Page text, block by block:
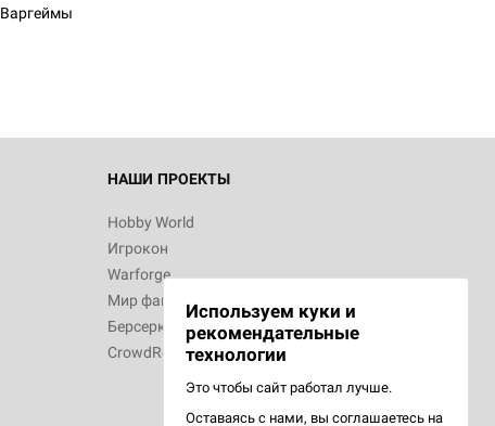
Варгеймы
НАШИ ПРОЕКТЫ
Hobby World
Игрокон
Warforge
Мир фантастики
Берсерк
CrowdRepublic
Используем куки и
рекомендательные
технологии
Это чтобы сайт работал лучше.
Оставаясь с нами, вы соглашаетесь на